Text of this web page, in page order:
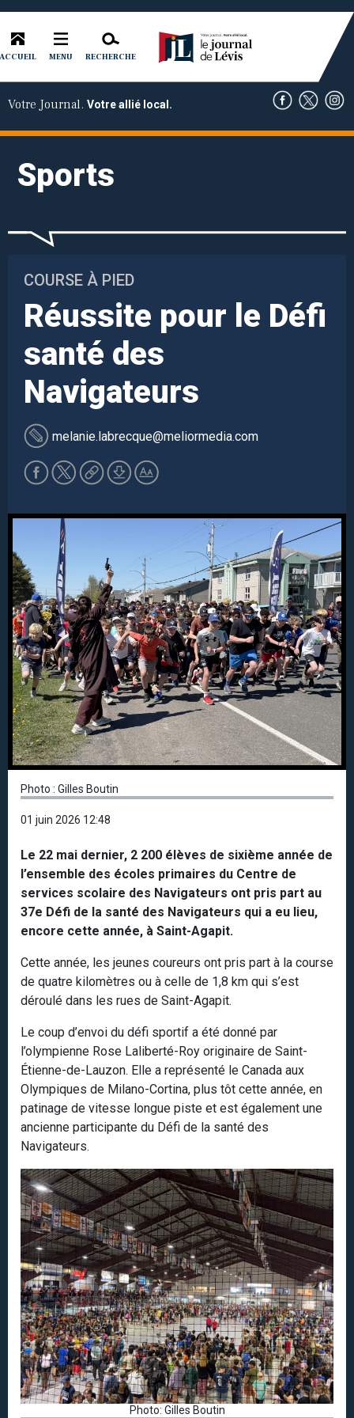
ACCUEIL MENU RECHERCHE
Votre Journal. Votre allié local.
Sports
COURSE À PIED
Réussite pour le Défi
santé des
Navigateurs
melanie.labrecque@meliormedia.com
Photo : Gilles Boutin
01 juin 2026 12:48
Le 22 mai dernier, 2 200 élèves de sixième année de
l’ensemble des écoles primaires du Centre de
services scolaire des Navigateurs ont pris part au
37e Défi de la santé des Navigateurs qui a eu lieu,
encore cette année, à Saint-Agapit.
Cette année, les jeunes coureurs ont pris part à la course
de quatre kilomètres ou à celle de 1,8 km qui s’est
déroulé dans les rues de Saint-Agapit.
Le coup d’envoi du défi sportif a été donné par
l’olympienne Rose Laliberté-Roy originaire de Saint-
Étienne-de-Lauzon. Elle a représenté le Canada aux
Olympiques de Milano-Cortina, plus tôt cette année, en
patinage de vitesse longue piste et est également une
ancienne participante du Défi de la santé des
Navigateurs.
Photo: Gilles Boutin